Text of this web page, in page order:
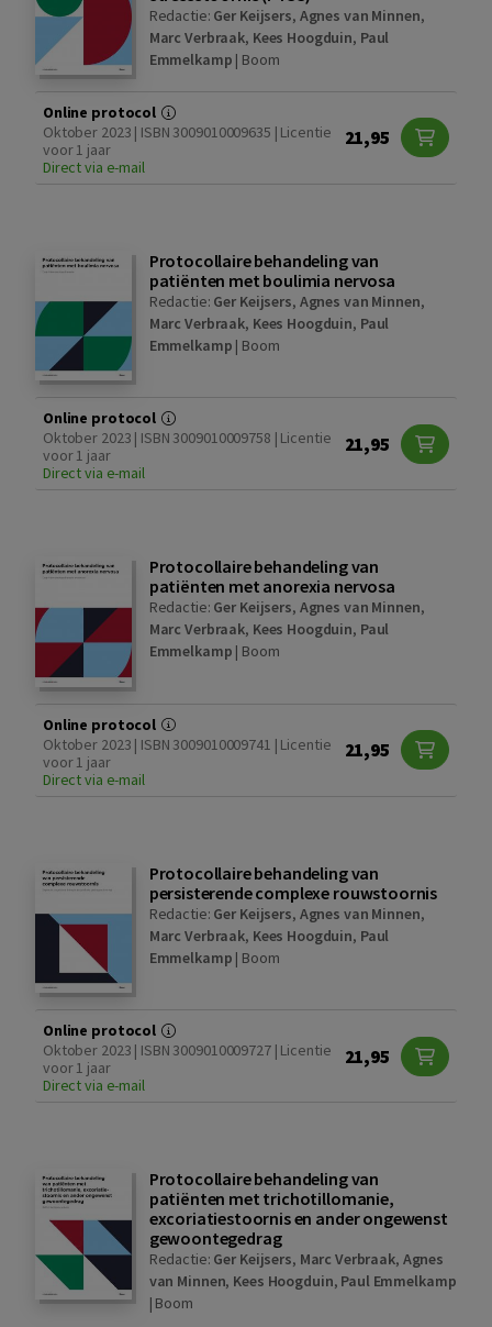
Redactie: Ger Keijsers, Agnes van Minnen,
Marc Verbraak, Kees Hoogduin, Paul
Emmelkamp | Boom
Online protocol
Oktober 2023 | ISBN 3009010009635 | Licentie
voor 1 jaar
Direct via e-mail
21,95
Protocollaire behandeling van
patiënten met boulimia nervosa
Redactie: Ger Keijsers, Agnes van Minnen,
Marc Verbraak, Kees Hoogduin, Paul
Emmelkamp | Boom
Online protocol
Oktober 2023 | ISBN 3009010009758 | Licentie
voor 1 jaar
Direct via e-mail
21,95
Protocollaire behandeling van
patiënten met anorexia nervosa
Redactie: Ger Keijsers, Agnes van Minnen,
Marc Verbraak, Kees Hoogduin, Paul
Emmelkamp | Boom
Online protocol
Oktober 2023 | ISBN 3009010009741 | Licentie
voor 1 jaar
Direct via e-mail
21,95
Protocollaire behandeling van
persisterende complexe rouwstoornis
Redactie: Ger Keijsers, Agnes van Minnen,
Marc Verbraak, Kees Hoogduin, Paul
Emmelkamp | Boom
Online protocol
Oktober 2023 | ISBN 3009010009727 | Licentie
voor 1 jaar
Direct via e-mail
21,95
Protocollaire behandeling van
patiënten met trichotillomanie,
excoriatiestoornis en ander ongewenst
gewoontegedrag
Redactie: Ger Keijsers, Marc Verbraak, Agnes
van Minnen, Kees Hoogduin, Paul Emmelkamp
| Boom